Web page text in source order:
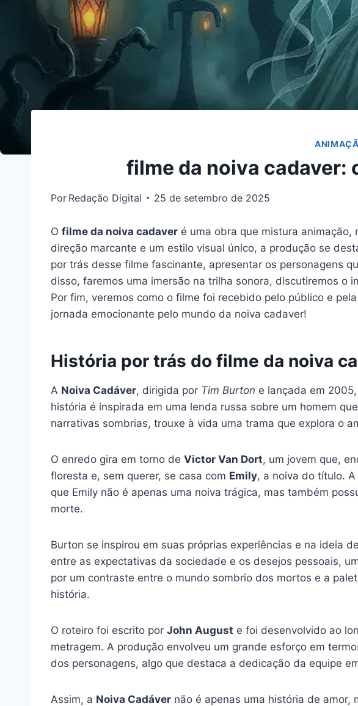
filme da noiva cadaver:
Por Redação Digital 25 de setembro de 2025
O filme da noiva cadaver é uma obra que mistura
direção marcante e um estilo visual único, a produção se
por trás desse filme fascinante, apresentar os personagens
disso, faremos uma imersão na trilha sonora, discutiremos o
Por fim, veremos como o filme foi recebido pelo público e
jornada emocionante pelo mundo da noiva cadaver!
História por trás do filme da noiva
A Noiva Cadáver, dirigida por Tim Burton e lançada em
história é inspirada em uma lenda russa sobre um homem
narrativas sombrias, trouxe à vida uma trama que explora o
O enredo gira em torno de Victor Van Dort, um jovem que,
floresta e, sem querer, se casa com Emily, a noiva do título.
que Emily não é apenas uma noiva trágica, mas também
morte.
Burton se inspirou em suas próprias experiências e na ideia
entre as expectativas da sociedade e os desejos pessoais,
por um contraste entre o mundo sombrio dos mortos e a
história.
O roteiro foi escrito por John August e foi desenvolvido ao
metragem. A produção envolveu um grande esforço em
dos personagens, algo que destaca a dedicação da equipe
Assim, a Noiva Cadáver não é apenas uma história de